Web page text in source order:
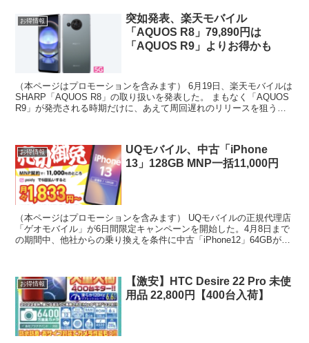
お得情報
突如発表、楽天モバイル
「AQUOS R8」79,890円は
「AQUOS R9」よりお得かも
（本ページはプロモーションを含みます） 6月19日、楽天モバイルは
SHARP「AQUOS R8」の取り扱いを発表した。 まもなく「AQUOS
R9」が発売される時期だけに、あえて周回遅れのリリースを狙うの
お得情報
UQモバイル、中古「iPhone
13」128GB MNP一括11,000円
（本ページはプロモーションを含みます） UQモバイルの正規代理店
「ゲオモバイル」が6日間限定キャンペーンを開始した。4月8日まで
の期間中、他社からの乗り換えを条件に中古「iPhone12」64GBが一
お得情報
【激安】HTC Desire 22 Pro 未使
用品 22,800円【400台入荷】